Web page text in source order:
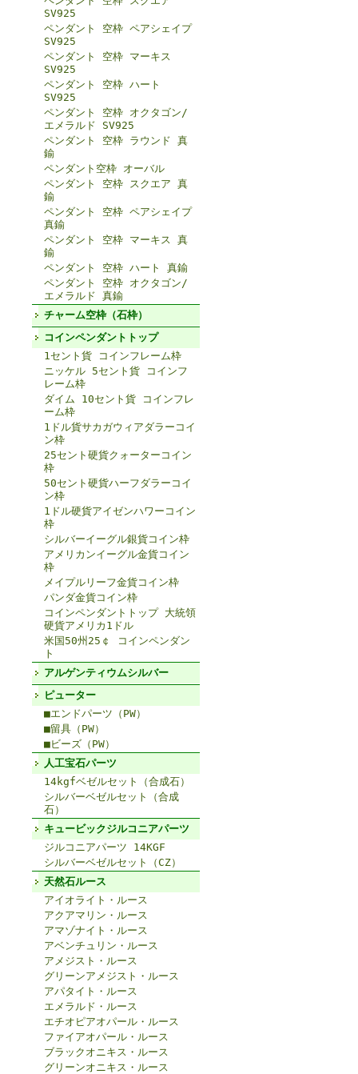
SV925
ペンダント 空枠 ペアシェイプ
SV925
ペンダント 空枠 マーキス
SV925
ペンダント 空枠 ハート
SV925
ペンダント 空枠 オクタゴン/
エメラルド SV925
ペンダント 空枠 ラウンド 真
鍮
ペンダント空枠 オーバル
ペンダント 空枠 スクエア 真
鍮
ペンダント 空枠 ペアシェイプ
真鍮
ペンダント 空枠 マーキス 真
鍮
ペンダント 空枠 ハート 真鍮
ペンダント 空枠 オクタゴン/
エメラルド 真鍮
チャーム空枠（石枠）
コインペンダントトップ
1セント貨 コインフレーム枠
ニッケル 5セント貨 コインフ
レーム枠
ダイム 10セント貨 コインフレ
ーム枠
1ドル貨サカガウィアダラーコイ
ン枠
25セント硬貨クォーターコイン
枠
50セント硬貨ハーフダラーコイ
ン枠
1ドル硬貨アイゼンハワーコイン
枠
シルバーイーグル銀貨コイン枠
アメリカンイーグル金貨コイン
枠
メイプルリーフ金貨コイン枠
パンダ金貨コイン枠
コインペンダントトップ 大統領
硬貨アメリカ1ドル
米国50州25￠ コインペンダン
ト
アルゲンティウムシルバー
ピューター
■エンドパーツ（PW）
■留具（PW）
■ビーズ（PW）
人工宝石パーツ
14kgfベゼルセット（合成石）
シルバーベゼルセット（合成
石）
キュービックジルコニアパーツ
ジルコニアパーツ 14KGF
シルバーベゼルセット（CZ）
天然石ルース
アイオライト・ルース
アクアマリン・ルース
アマゾナイト・ルース
アベンチュリン・ルース
アメジスト・ルース
グリーンアメジスト・ルース
アパタイト・ルース
エメラルド・ルース
エチオピアオパール・ルース
ファイアオパール・ルース
ブラックオニキス・ルース
グリーンオニキス・ルース